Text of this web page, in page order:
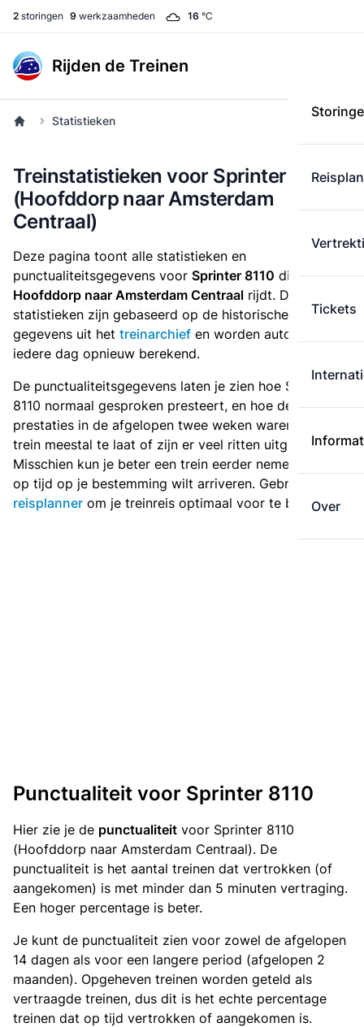
2 storingen 9 werkzaamheden 16 °C
Rijden de Treinen
Tickets
Over
Statistieken
Treinstatistieken voor Sprinter 8110
(Hoofddorp naar Amsterdam
Centraal)
Deze pagina toont alle statistieken en
punctualiteitsgegevens voor Sprinter 8110 dievan
Hoofddorp naar Amsterdam Centraal rijdt. Deze
statistieken zijn gebaseerd op de historische
gegevens uit het treinarchief en worden automatisch
iedere dag opnieuw berekend.
De punctualiteitsgegevens laten je zien hoe Sprinter
8110 normaal gesproken presteert, en hoe de
prestaties in de afgelopen twee weken waren. Is deze
trein meestal te laat of zijn er veel ritten uitgevallen?
Misschien kun je beter een trein eerder nemen als je
op tijd op je bestemming wilt arriveren. Gebruik de
reisplanner om je treinreis optimaal voor te bereiden.
Punctualiteit voor Sprinter 8110
Hier zie je de punctualiteit voor Sprinter 8110
(Hoofddorp naar Amsterdam Centraal). De
punctualiteit is het aantal treinen dat vertrokken (of
aangekomen) is met minder dan 5 minuten vertraging.
Een hoger percentage is beter.
Je kunt de punctualiteit zien voor zowel de afgelopen
14 dagen als voor een langere period (afgelopen 2
maanden). Opgeheven treinen worden geteld als
vertraagde treinen, dus dit is het echte percentage
treinen dat op tijd vertrokken of aangekomen is.